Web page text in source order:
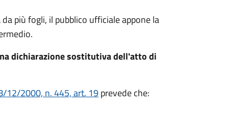
più fogli, il pubblico ufficiale appone la
dichiarazione sostitutiva dell'atto di
12/2000, n. 445, art. 19prevede che: